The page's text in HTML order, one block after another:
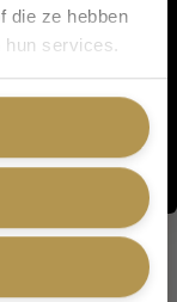
die ze hebben
services.
gold"
met Liefde